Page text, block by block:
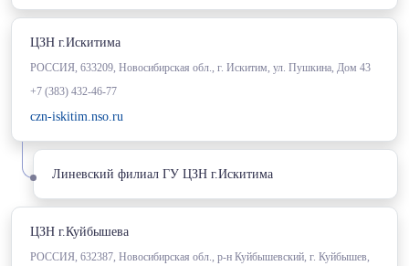
ЦЗН г.Искитима
РОССИЯ, 633209, Новосибирская обл., г. Искитим, ул. Пушкина, Дом 43
+7 (383) 432-46-77
czn-iskitim.nso.ru
Линевский филиал ГУ ЦЗН г.Искитима
ЦЗН г.Куйбышева
РОССИЯ, 632387, Новосибирская обл., р-н Куйбышевский, г. Куйбышев,